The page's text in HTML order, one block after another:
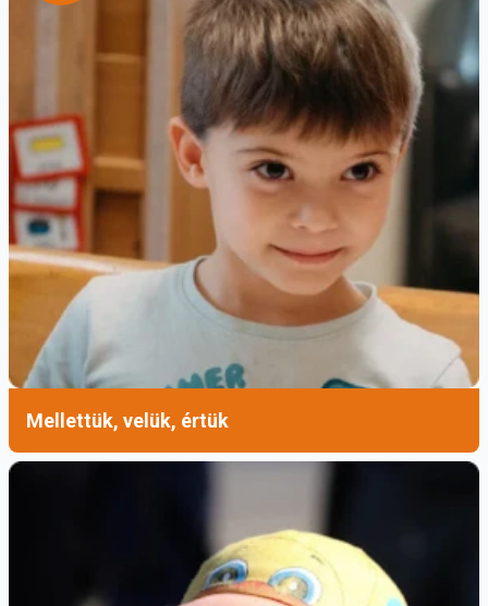
Mellettük, velük, értük